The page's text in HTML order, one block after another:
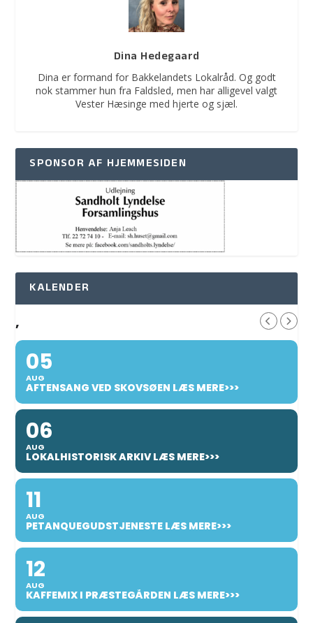
Dina Hedegaard
Dina er formand for Bakkelandets Lokalråd. Og godt
nok stammer hun fra Faldsled, men har alligevel valgt
Vester Hæsinge med hjerte og sjæl.
SPONSOR AF HJEMMESIDEN
KALENDER
,
05
AUG
AFTENSANG VED SKOVSØEN LÆS MERE>>>
06
AUG
LOKALHISTORISK ARKIV LÆS MERE>>>
11
AUG
PETANQUEGUDSTJENESTE LÆS MERE>>>
12
AUG
KAFFEMIX I PRÆSTEGÅRDEN LÆS MERE>>>